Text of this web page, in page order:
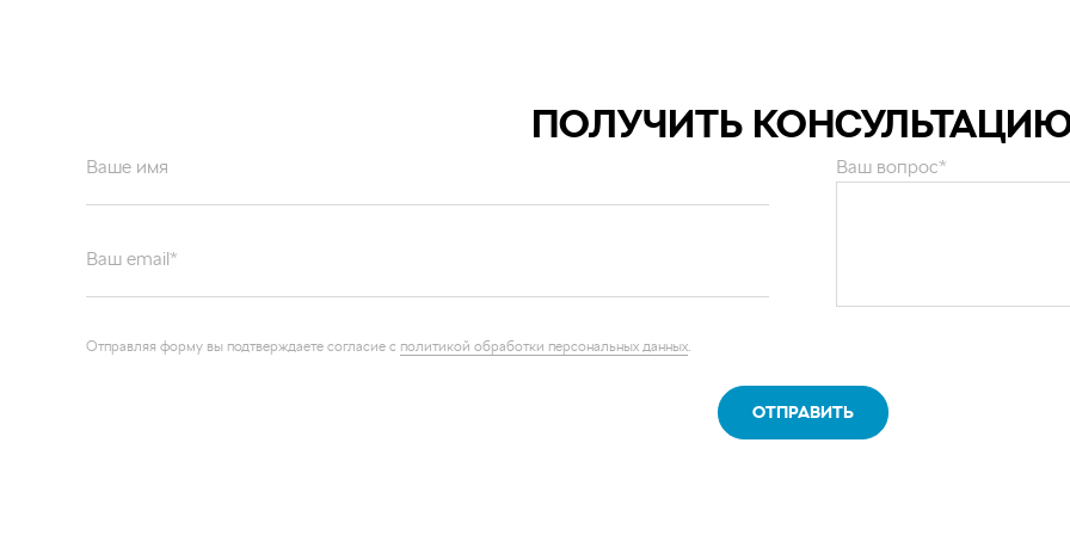
ПОЛУЧИТЬ
Ваше имя Ваш вопрос*
Отправляя форму вы подтверждаете согласие с